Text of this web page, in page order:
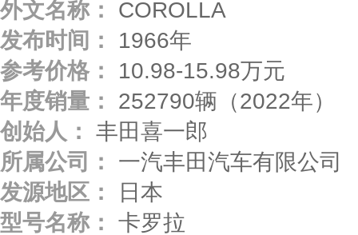
外文名称：
COROLLA
发布时间：
1966年
参考价格：
10.98-15.98万元
年度销量：
252790辆（2022年）
创始人：
丰田喜一郎
所属公司：
一汽丰田汽车有限公司
发源地区：
日本
型号名称：
卡罗拉